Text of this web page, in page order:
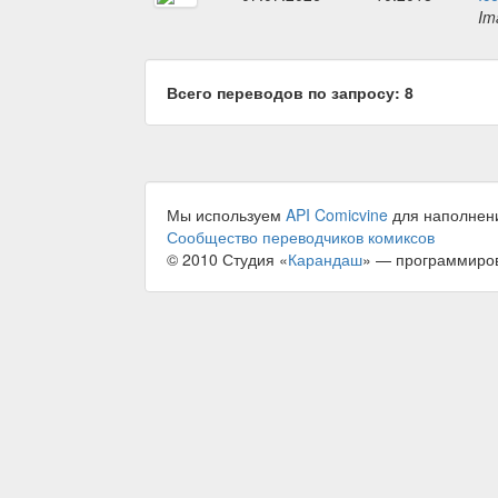
Всего переводов по запросу: 8
Мы используем API Comicvine для
Сообщество переводчиков комиксов
© 2010 Студия «Карандаш» —